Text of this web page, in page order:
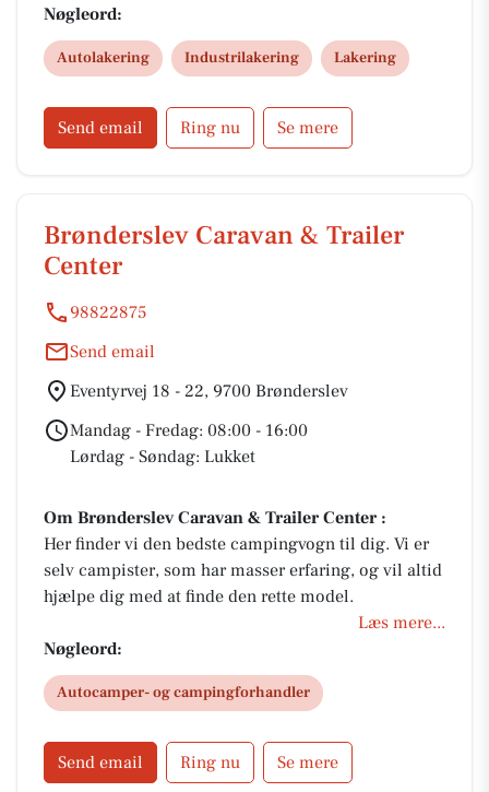
moderne faciliteter og fokus på rådgivning leverer
de lakering i høj kvalitet til konkurrencedygtige
priser.
Nøgleord:
Autolakering Industrilakering Lakering
Send email Ring nu Se mere
Brønderslev Caravan & Trailer
Center
98822875
Send email
Eventyrvej 18 - 22, 9700 Brønderslev
Mandag - Fredag: 08:00 - 16:00
Lørdag - Søndag: Lukket
Om Brønderslev Caravan & Trailer Center :
Her finder vi den bedste campingvogn til dig. Vi er
selv campister, som har masser erfaring, og vil altid
hjælpe dig med at finde den rette model.
Læs mere...
Nøgleord:
Autocamper- og campingforhandler
Send email Ring nu Se mere